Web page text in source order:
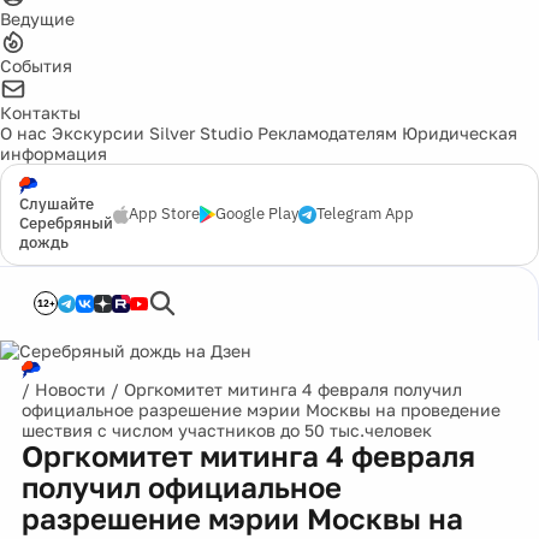
Ведущие
События
Контакты
О нас Экскурсии Silver Studio Рекламодателям Юридическая
информация
Слушайте
Серебряный
дождь
App Store Google Play Telegram App
12+
/ Новости / Оргкомитет митинга 4 февраля получил
официальное разрешение мэрии Москвы на проведение
шествия с числом участников до 50 тыс.человек
Оргкомитет митинга 4 февраля
получил официальное
разрешение мэрии Москвы на